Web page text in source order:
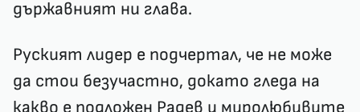
държавният ни глава.
Руският лидер е подчертал, че не може
да стои безучастно, докато гледа на